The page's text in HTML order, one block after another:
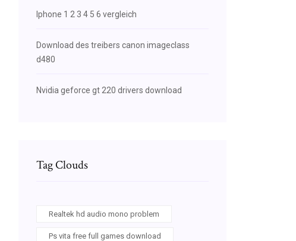
Iphone 1 2 3 4 5 6 vergleich
Download des treibers canon imageclass
d480
Nvidia geforce gt 220 drivers download
Tag Clouds
Realtek hd audio mono problem
Ps vita free full games download